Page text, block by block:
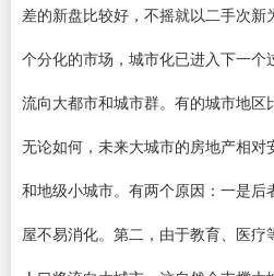
差的新盘比较好，不摇就以二手次
个分化的市场，城市化已进入下一
流向大都市和城市群。有的城市地区
无论如何，未来大城市的房地产相
和地级小城市。有两个原因：一是
屋不易消化。第二，由于教育、医疗